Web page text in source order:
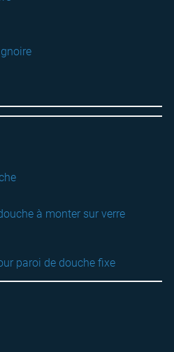
à monter sur verre
paroi de douche fixe